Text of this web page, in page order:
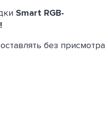
Smart RGB-
без присмотра